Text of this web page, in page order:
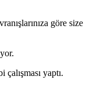
göre size
yaptı.